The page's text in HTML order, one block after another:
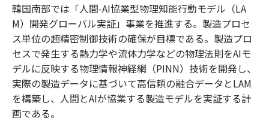
韓国南部では「人間-AI協業型物理知能行動モデル（LA
M）開発グローバル実証」事業を推進する。製造プロセ
ス単位の超精密制御技術の確保が目標である。製造プロ
セスで発生する熱力学や流体力学などの物理法則をAIモ
デルに反映する物理情報神経網（PINN）技術を開発し、
実際の製造データに基づいて高信頼の融合データとLAM
を構築し、人間とAIが協業する製造モデルを実証する計
画である。